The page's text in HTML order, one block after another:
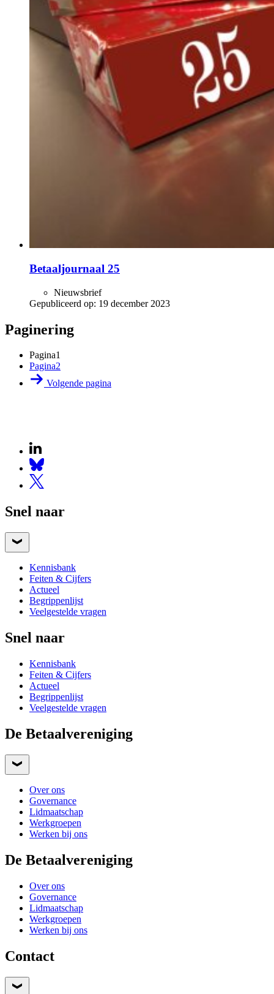
Betaaljournaal 25
Nieuwsbrief
Gepubliceerd op: 19 december 2023
Paginering
Pagina1
Pagina2
Volgende pagina
Snel naar
Kennisbank
Feiten & Cijfers
Actueel
Begrippenlijst
Veelgestelde vragen
Snel naar
Kennisbank
Feiten & Cijfers
Actueel
Begrippenlijst
Veelgestelde vragen
De Betaalvereniging
Over ons
Governance
Lidmaatschap
Werkgroepen
Werken bij ons
De Betaalvereniging
Over ons
Governance
Lidmaatschap
Werkgroepen
Werken bij ons
Contact